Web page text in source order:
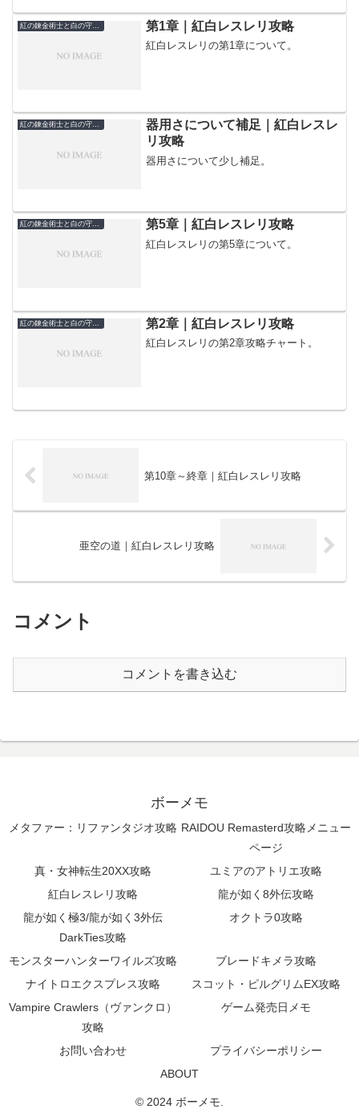
第1章｜紅白レスレリ攻略
紅白レスレリの第1章について。
紅の錬金術士と白の守護者～レスレリアーナのアトリエ～
器用さについて補足｜紅白レスレ
リ攻略
器用さについて少し補足。
紅の錬金術士と白の守護者～レスレリアーナのアトリエ～ 第5章｜紅白レスレリ攻略
紅白レスレリの第5章について。
第2章｜紅白レスレリ攻略
紅白レスレリの第2章攻略チャート。
第10章～終章｜紅白レスレリ攻略
亜空の道｜紅白レスレリ攻略
コメント
コメントを書き込む
ボーメモ
メタファー：リファンタジオ攻略 RAIDOU Remasterd攻略メニュー
ページ
真・女神転生20XX攻略
ユミアのアトリエ攻略
紅白レスレリ攻略
龍が如く8外伝攻略
龍が如く極3/龍が如く3外伝
DarkTies攻略
オクトラ0攻略
モンスターハンターワイルズ攻略
ブレードキメラ攻略
ナイトロエクスプレス攻略
スコット・ピルグリムEX攻略
Vampire Crawlers（ヴァンクロ）
攻略
ゲーム発売日メモ
お問い合わせ
プライバシーポリシー
ABOUT
© 2024 ボーメモ.